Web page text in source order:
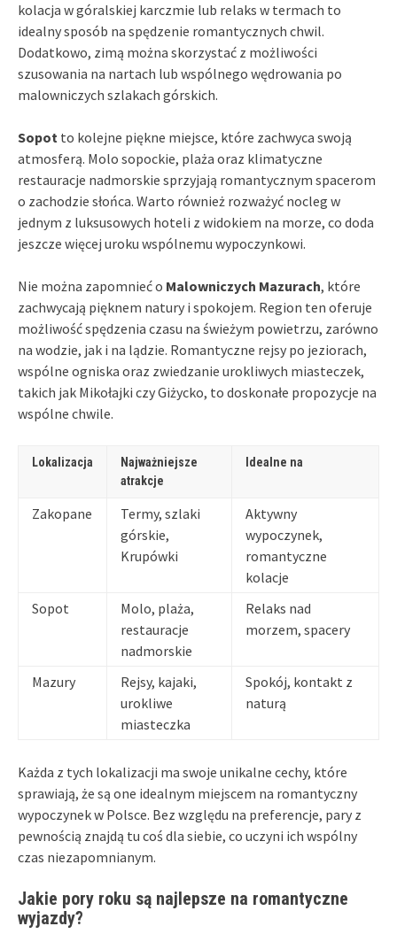
kolacja w góralskiej karczmie lub relaks w termach to
idealny sposób na spędzenie romantycznych chwil.
Dodatkowo, zimą można skorzystać z możliwości
szusowania na nartach lub wspólnego wędrowania po
malowniczych szlakach górskich.
Sopot to kolejne piękne miejsce, które zachwyca swoją
atmosferą. Molo sopockie, plaża oraz klimatyczne
restauracje nadmorskie sprzyjają romantycznym spacerom
o zachodzie słońca. Warto również rozważyć nocleg w
jednym z luksusowych hoteli z widokiem na morze, co doda
jeszcze więcej uroku wspólnemu wypoczynkowi.
Nie można zapomnieć o Malowniczych Mazurach, które
zachwycają pięknem natury i spokojem. Region ten oferuje
możliwość spędzenia czasu na świeżym powietrzu, zarówno
na wodzie, jak i na lądzie. Romantyczne rejsy po jeziorach,
wspólne ogniska oraz zwiedzanie urokliwych miasteczek,
takich jak Mikołajki czy Giżycko, to doskonałe propozycje na
wspólne chwile.
Lokalizacja
Najważniejsze
atrakcje
Idealne na
Zakopane
Termy, szlaki
górskie,
Krupówki
Aktywny
wypoczynek,
romantyczne
kolacje
Sopot
Molo, plaża,
restauracje
nadmorskie
Relaks nad
morzem, spacery
Mazury
Rejsy, kajaki,
urokliwe
miasteczka
Spokój, kontakt z
naturą
Każda z tych lokalizacji ma swoje unikalne cechy, które
sprawiają, że są one idealnym miejscem na romantyczny
wypoczynek w Polsce. Bez względu na preferencje, pary z
pewnością znajdą tu coś dla siebie, co uczyni ich wspólny
czas niezapomnianym.
Jakie pory roku są najlepsze na romantyczne
wyjazdy?